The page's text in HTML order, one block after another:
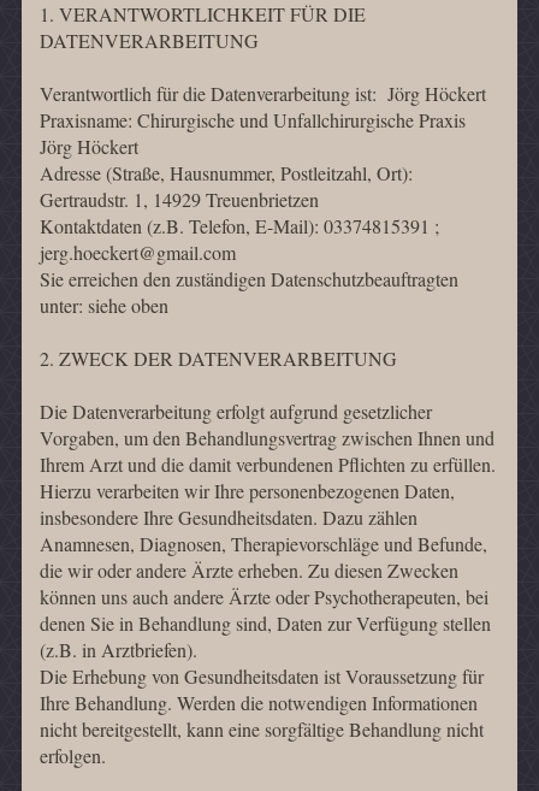
1. VERANTWORTLICHKEIT FÜR DIE
DATENVERARBEITUNG
Verantwortlich für die Datenverarbeitung ist: Jörg Höckert
Praxisname: Chirurgische und Unfallchirurgische Praxis
Jörg Höckert
Adresse (Straße, Hausnummer, Postleitzahl, Ort):
Gertraudstr. 1, 14929 Treuenbrietzen
Kontaktdaten (z.B. Telefon, E-Mail): 03374815391 ;
jerg.hoeckert@gmail.com
Sie erreichen den zuständigen Datenschutzbeauftragten
unter: siehe oben
2. ZWECK DER DATENVERARBEITUNG
Die Datenverarbeitung erfolgt aufgrund gesetzlicher
Vorgaben, um den Behandlungsvertrag zwischen Ihnen und
Ihrem Arzt und die damit verbundenen Pflichten zu erfüllen.
Hierzu verarbeiten wir Ihre personenbezogenen Daten,
insbesondere Ihre Gesundheitsdaten. Dazu zählen
Anamnesen, Diagnosen, Therapievorschläge und Befunde,
die wir oder andere Ärzte erheben. Zu diesen Zwecken
können uns auch andere Ärzte oder Psychotherapeuten, bei
denen Sie in Behandlung sind, Daten zur Verfügung stellen
(z.B. in Arztbriefen).
Die Erhebung von Gesundheitsdaten ist Voraussetzung für
Ihre Behandlung. Werden die notwendigen Informationen
nicht bereitgestellt, kann eine sorgfältige Behandlung nicht
erfolgen.